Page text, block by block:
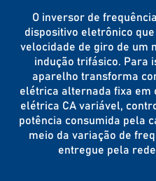
O inversor de
dispositivo eletrônico
velocidade de giro de um
indução trifásico. Para
aparelho transforma
elétrica alternada fixa em
elétrica CA variável,
potência consumida pela
meio da variação de
entregue pela